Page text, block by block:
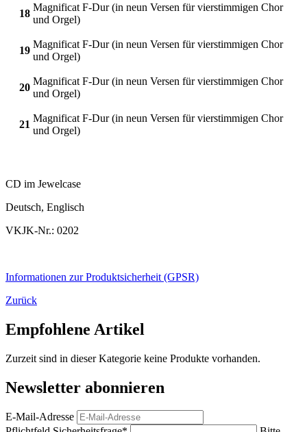
18
Magnificat F-Dur (in neun Versen für vierstimmigen Chor
und Orgel)
19
Magnificat F-Dur (in neun Versen für vierstimmigen Chor
und Orgel)
20
Magnificat F-Dur (in neun Versen für vierstimmigen Chor
und Orgel)
21
Magnificat F-Dur (in neun Versen für vierstimmigen Chor
und Orgel)
CD im Jewelcase
Deutsch, Englisch
VKJK-Nr.: 0202
Informationen zur Produktsicherheit (GPSR)
Zurück
Empfohlene Artikel
Zurzeit sind in dieser Kategorie keine Produkte vorhanden.
Newsletter abonnieren
E-Mail-Adresse